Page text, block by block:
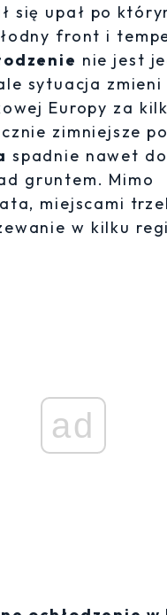
się upał po
front i
nie jest
sytuacja zmieni
Europy za
zimniejsze
spadnie nawet do
gruntem. Mimo
miejscami
w kilku
ad